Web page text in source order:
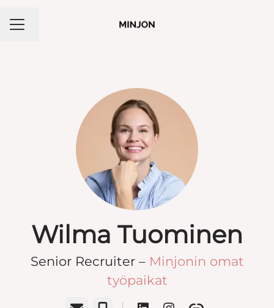
Uravalikko
Vaihda kieli
Wilma Tuominen
Senior Recruiter – Minjonin omat
työpaikat